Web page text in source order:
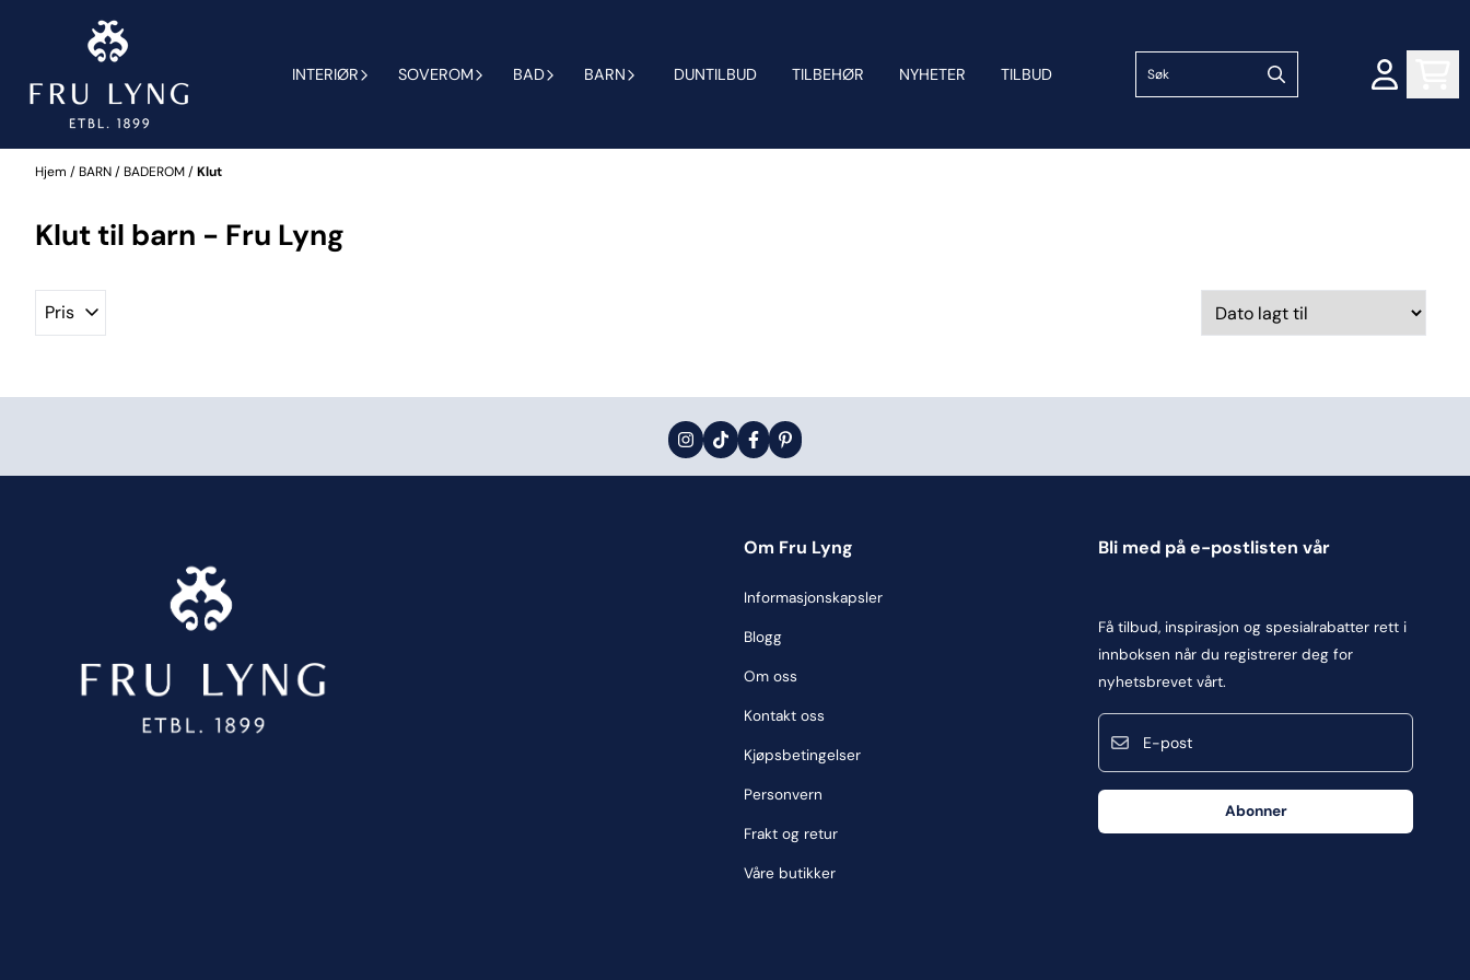
Hopp til innhold
INTERIØR SOVEROM BAD BARN DUNTILBUD TILBEHØR NYHETER TILBUD
Hjem /BARN/BADEROM/Klut
Klut til barn - Fru Lyng
Pris
Om Fru Lyng
Informasjonskapsler
Blogg
Om oss
Kontakt oss
Kjøpsbetingelser
Personvern
Frakt og retur
Våre butikker
Bli med på e-postlisten vår
Få tilbud, inspirasjon og spesialrabatter rett i
innboksen når du registrerer deg for
nyhetsbrevet vårt.
E-post
Abonner